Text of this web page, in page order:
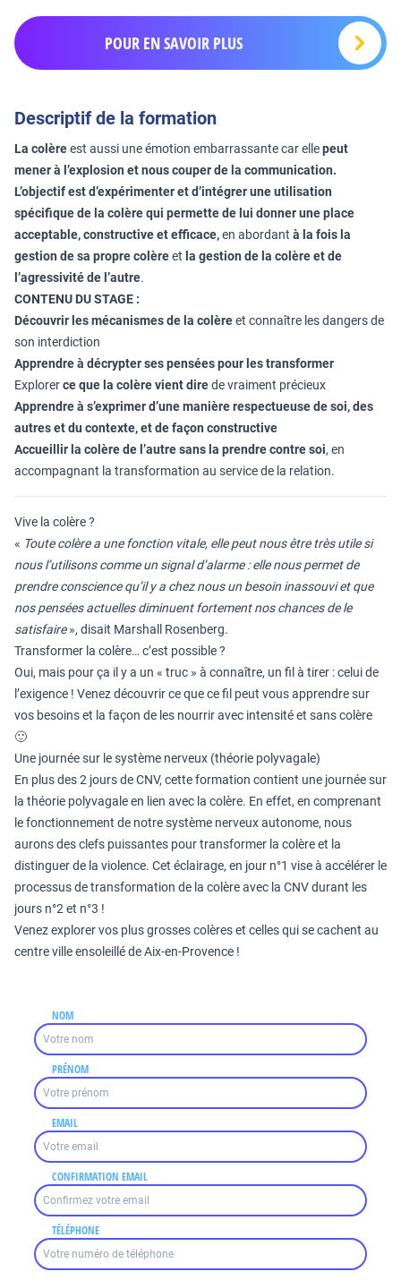
POUR EN SAVOIR PLUS
Descriptif de la formation
La colèreest aussi une émotion embarrassante car ellepeut
mener à l’explosion et nous couper de la communication.
L’objectif est d’expérimenter et d’intégrer une utilisation
spécifique de la colère qui permette de lui donner une place
acceptable, constructive et efficace,en abordant à la fois la
gestion de sa propre colèreet la gestion de la colère et de
l’agressivité de l’autre.
CONTENU DU STAGE :
Découvrir les mécanismes de la colèreet connaître les dangers de
son interdiction
Apprendre à décrypter ses pensées pour les transformer
Explorerce que la colère vient direde vraiment précieux
Apprendre à s’exprimer d’une manière respectueuse de soi, des
autres et du contexte, et de façon constructive
Accueillir la colère de l’autre sans la prendre contre soi, en
accompagnant la transformation au service de la relation.
Vive la colère ?
« Toute colère a une fonction vitale, elle peut nous être très utile si
nous l’utilisons comme un signal d’alarme : elle nous permet de
prendre conscience qu’il y a chez nous un besoin inassouvi et que
nos pensées actuelles diminuent fortement nos chances de le
satisfaire», disait Marshall Rosenberg.
Transformer la colère… c’est possible ?
Oui, mais pour ça il y a un « truc » à connaître, un fil à tirer : celui de
l’exigence ! Venez découvrir ce que ce fil peut vous apprendre sur
vos besoins et la façon de les nourrir avec intensité et sans colère
🙂
Une journée sur le système nerveux (théorie polyvagale)
En plus des 2 jours de CNV, cette formation contient une journée sur
la théorie polyvagale en lien avec la colère. En effet, en comprenant
le fonctionnement de notre système nerveux autonome, nous
aurons des clefs puissantes pour transformer la colère et la
distinguer de la violence. Cet éclairage, en jour n°1 vise à accélérer le
processus de transformation de la colère avec la CNV durant les
jours n°2 et n°3 !
Venez explorer vos plus grosses colères et celles qui se cachent au
centre ville ensoleillé de Aix-en-Provence !
NOM
PRÉNOM
EMAIL
CONFIRMATION EMAIL
TÉLÉPHONE